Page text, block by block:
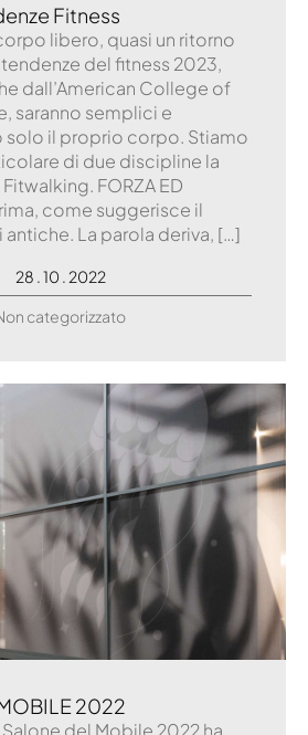
Fitness
libero, quasi un ritorno
tendenze del fitness 2023,
dall’American College of
saranno semplici e
solo il proprio corpo. Stiamo
di due discipline la
FORZA ED
come suggerisce il
antiche. La parola deriva, […]
28 . 10 . 2022
categorizzato
2022
del Mobile 2022 ha